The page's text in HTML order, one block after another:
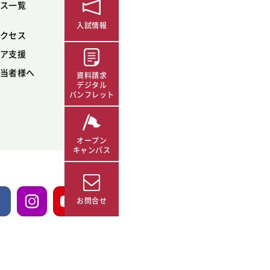
一覧
セス
支援
者様へ
入試情報
資料請求
デジタル
パンフレット
オープン
キャンパス
お問合せ